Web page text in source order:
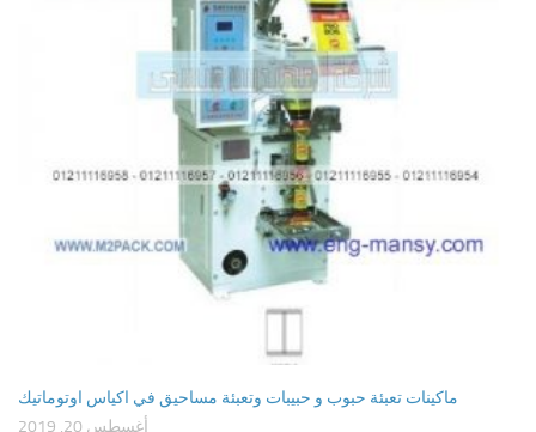
ماكينات تعبئة حبوب و حبيبات وتعبئة مساحيق في اكياس اوتوماتيك
أغسطس 20, 2019